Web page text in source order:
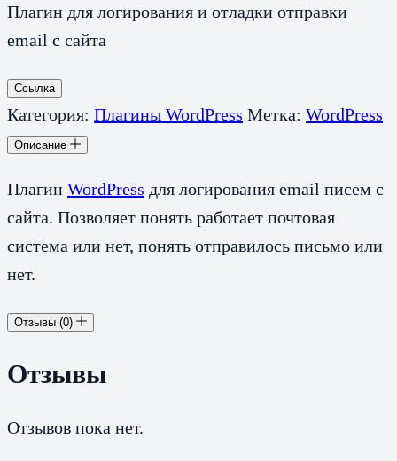
Плагин для логирования и отладки отправки
email с сайта
Ссылка
Категория: Плагины WordPress Метка: WordPress
Описание
Плагин WordPress для логирования email писем с
сайта. Позволяет понять работает почтовая
система или нет, понять отправилось письмо или
нет.
Отзывы (0)
Отзывы
Отзывов пока нет.